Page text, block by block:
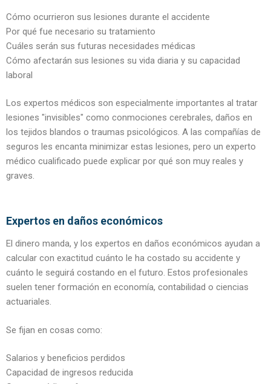
Cómo ocurrieron sus lesiones durante el accidente
Por qué fue necesario su tratamiento
Cuáles serán sus futuras necesidades médicas
Cómo afectarán sus lesiones su vida diaria y su capacidad
laboral
Los expertos médicos son especialmente importantes al tratar
lesiones "invisibles" como conmociones cerebrales, daños en
los tejidos blandos o traumas psicológicos. A las compañías de
seguros les encanta minimizar estas lesiones, pero un experto
médico cualificado puede explicar por qué son muy reales y
graves.
Expertos en daños económicos
El dinero manda, y los expertos en daños económicos ayudan a
calcular con exactitud cuánto le ha costado su accidente y
cuánto le seguirá costando en el futuro. Estos profesionales
suelen tener formación en economía, contabilidad o ciencias
actuariales.
Se fijan en cosas como:
Salarios y beneficios perdidos
Capacidad de ingresos reducida